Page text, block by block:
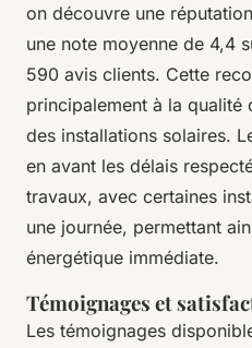
on découvre une
une note moyenne de 4,4
590 avis clients. Cette
principalement à la
des installations solaires.
en avant les délais
travaux, avec certaines
une journée, permettant
énergétique immédiate.
Témoignages et
Les témoignages